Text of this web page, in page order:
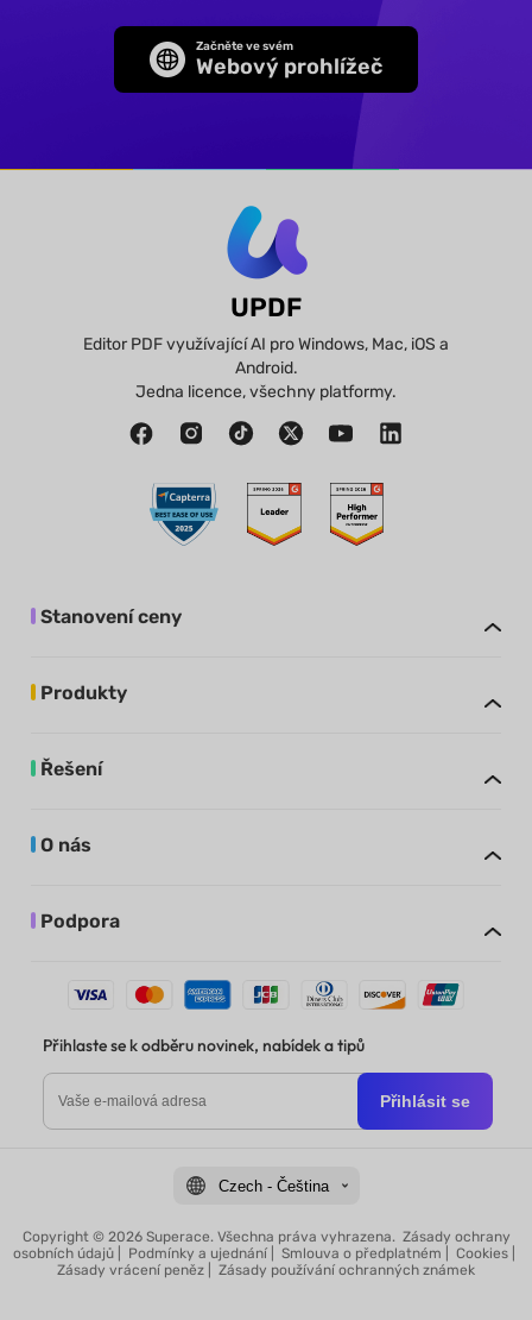
Začněte ve svém
Webový prohlížeč
UPDF
Editor PDF využívající AI pro Windows, Mac, iOS a
Android.
Jedna licence, všechny platformy.
Stanovení ceny
Produkty
Řešení
O nás
Podpora
Přihlaste se k odběru novinek, nabídek a tipů
Přihlásit se
Czech - Čeština
Copyright © 2026 Superace. Všechna práva vyhrazena. Zásady ochrany
osobních údajů
Podmínky a ujednání Smlouva o předplatném Cookies
Zásady vrácení peněz
Zásady používání ochranných známek